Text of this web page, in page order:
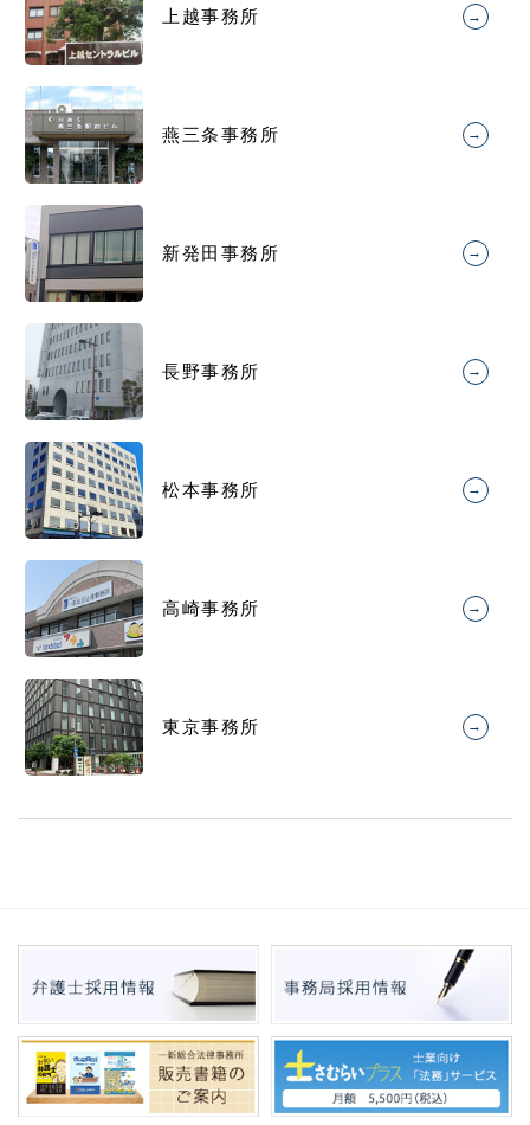
上越事務所 →
燕三条事務所 →
新発田事務所 →
長野事務所 →
松本事務所 →
高崎事務所 →
東京事務所 →